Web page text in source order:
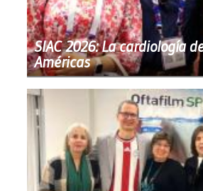
SIAC 2026: La cardiología
Américas